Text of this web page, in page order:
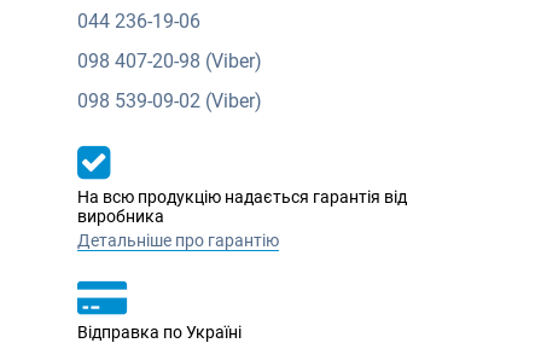
044 236-19-06
098 407-20-98 (Viber)
098 539-09-02 (Viber)
На всю продукцію надається гарантія від
виробника
Детальніше про гарантію
Відправка по Україні